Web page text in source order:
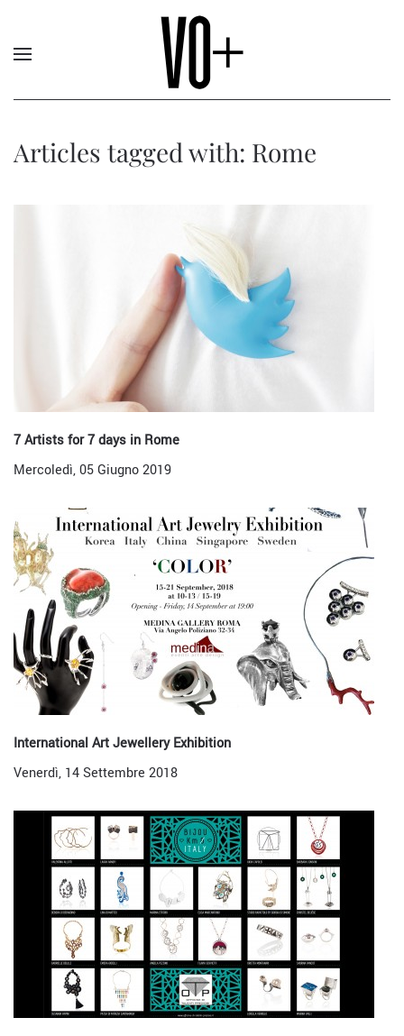
Articles tagged with: Rome
7 Artists for 7 days in Rome
Mercoledì, 05 Giugno 2019
International Art Jewellery Exhibition
Venerdì, 14 Settembre 2018